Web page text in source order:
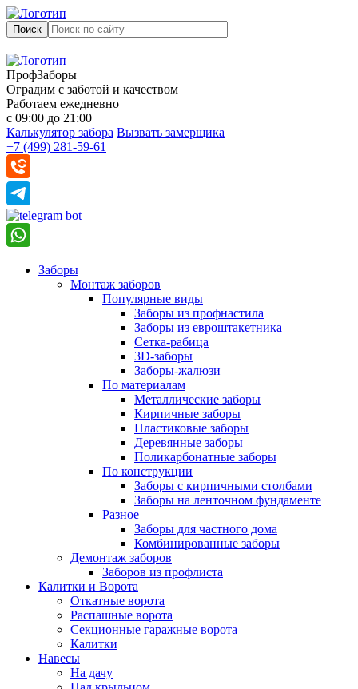
Поиск
ПрофЗаборы
Оградим с заботой и качеством
Работаем ежедневно
с 09:00 до 21:00
Калькулятор забора Вызвать замерщика
+7 (499) 281-59-61
Заборы
Монтаж заборов
Популярные виды
Заборы из профнастила
Заборы из евроштакетника
Сетка-рабица
3D-заборы
Заборы-жалюзи
По материалам
Металлические заборы
Кирпичные заборы
Пластиковые заборы
Деревянные заборы
Поликарбонатные заборы
По конструкции
Заборы с кирпичными столбами
Заборы на ленточном фундаменте
Разное
Заборы для частного дома
Комбинированные заборы
Демонтаж заборов
Заборов из профлиста
Калитки и Ворота
Откатные ворота
Распашные ворота
Секционные гаражные ворота
Калитки
Навесы
На дачу